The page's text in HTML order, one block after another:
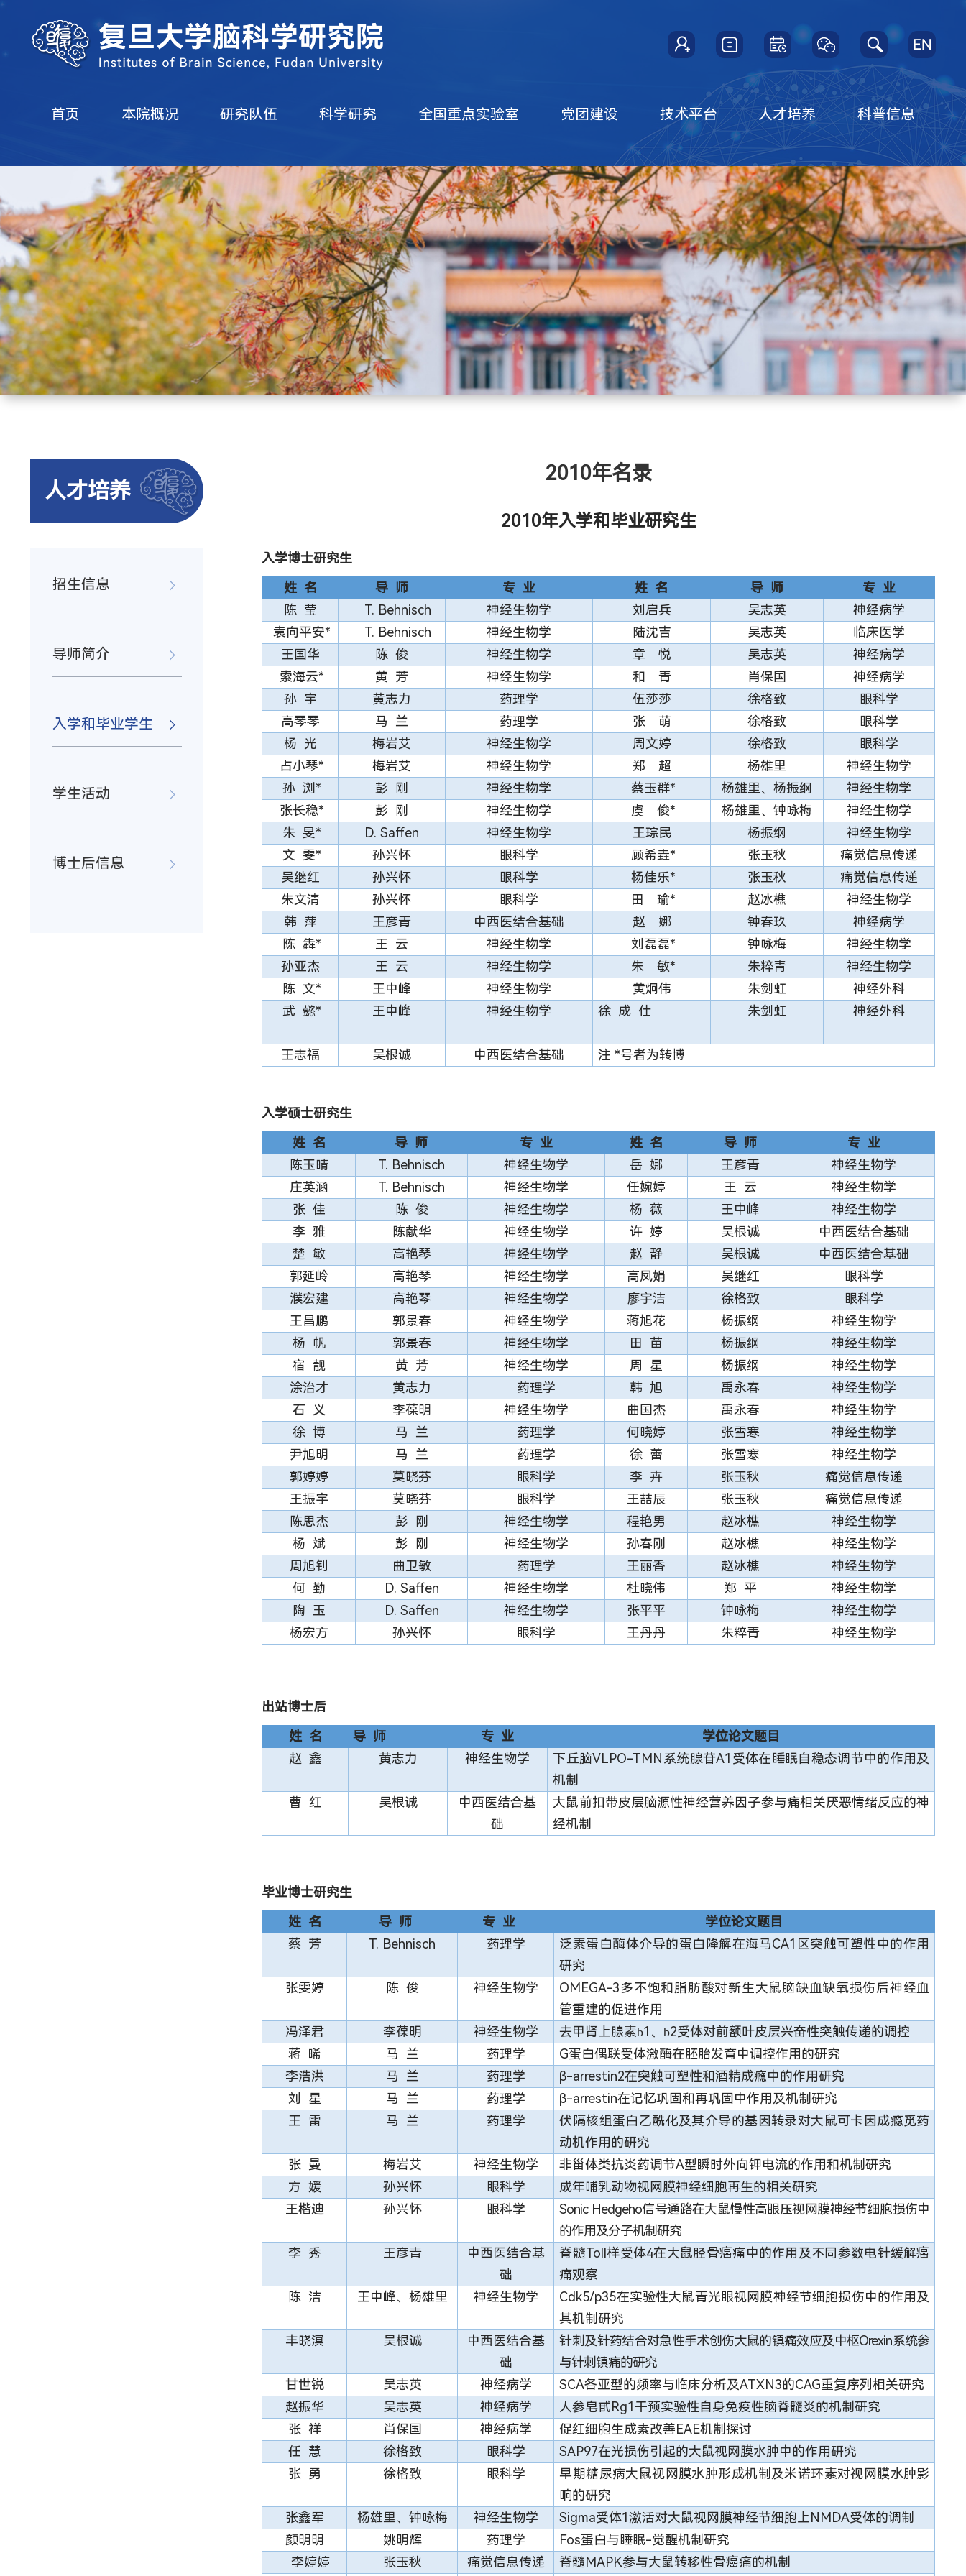
首页 本院概况 研究队伍 科学研究 全国重点实验室 党团建设 技术平台 人才培养 科普信息
人才培养
招生信息
导师简介
入学和毕业学生
学生活动
博士后信息
2010年名录
2010年入学和毕业研究生
入学博士研究生
姓 名
导 师 专 业 姓 名 导 师
专 业
陈 莹
T. Behnisch 神经生物学 刘启兵 吴志英
神经病学
袁向平安*
T. Behnisch 神经生物学 陆沈吉 吴志英
临床医学
王国华
陈 俊 神经生物学 章 悦 吴志英
神经病学
索海云*
黄 芳 神经生物学 和 青 肖保国
神经病学
孙 宇
黄志力 药理学 伍莎莎 徐格致
眼科学
高琴琴
马 兰 药理学 张 萌 徐格致
眼科学
杨 光
梅岩艾 神经生物学 周文婷 徐格致
眼科学
占小琴*
梅岩艾 神经生物学 郑 超 杨雄里
神经生物学
孙 浏*
彭 刚 神经生物学 蔡玉群* 杨雄里、杨振纲
神经生物学
张长稳*
彭 刚 神经生物学 虞 俊* 杨雄里、钟咏梅
神经生物学
朱 旻*
D. Saffen 神经生物学 王琮民 杨振纲
神经生物学
文 雯*
孙兴怀 眼科学 顾希垚* 张玉秋
痛觉信息传递
吴继红
孙兴怀 眼科学 杨佳乐* 张玉秋
痛觉信息传递
朱文清
孙兴怀 眼科学 田 瑜* 赵冰樵
神经生物学
韩 萍
王彦青 中西医结合基础 赵 娜 钟春玖
神经病学
陈 犇*
王 云 神经生物学 刘磊磊* 钟咏梅
神经生物学
孙亚杰
王 云 神经生物学 朱 敏* 朱粹青
神经生物学
陈 文*
王中峰 神经生物学 黄炯伟 朱剑虹
神经外科
武 懿*
王中峰 神经生物学 徐成仕 朱剑虹 神经外科
王志福 吴根诚 中西医结合基础 注 *号者为转博
入学硕士研究生
姓 名
导 师 专 业 姓 名 导 师
专 业
陈玉晴
T. Behnisch 神经生物学 岳 娜 王彦青
神经生物学
庄英涵
T. Behnisch 神经生物学 任婉婷 王 云
神经生物学
张 佳
陈 俊 神经生物学 杨 薇 王中峰
神经生物学
李 雅
陈献华 神经生物学 许 婷 吴根诚
中西医结合基础
楚 敏
高艳琴 神经生物学 赵 静 吴根诚
中西医结合基础
郭延岭
高艳琴 神经生物学 高凤娟 吴继红
眼科学
濮宏建
高艳琴 神经生物学 廖宇洁 徐格致
眼科学
王昌鹏
郭景春 神经生物学 蒋旭花 杨振纲
神经生物学
杨 帆
郭景春 神经生物学 田 苗 杨振纲
神经生物学
宿 靓
黄 芳 神经生物学 周 星 杨振纲
神经生物学
涂治才
黄志力 药理学 韩 旭 禹永春
神经生物学
石 义
李葆明 神经生物学 曲国杰 禹永春
神经生物学
徐 博
马 兰 药理学 何晓婷 张雪寒
神经生物学
尹旭明
马 兰 药理学 徐 蕾 张雪寒
神经生物学
郭婷婷
莫晓芬 眼科学 李 卉 张玉秋
痛觉信息传递
王振宇
莫晓芬 眼科学 王喆辰 张玉秋
痛觉信息传递
陈思杰
彭 刚 神经生物学 程艳男 赵冰樵
神经生物学
杨 斌
彭 刚 神经生物学 孙春刚 赵冰樵
神经生物学
周旭钊
曲卫敏 药理学 王丽香 赵冰樵
神经生物学
何 勤
D. Saffen 神经生物学 杜晓伟 郑 平
神经生物学
陶 玉
D. Saffen 神经生物学 张平平 钟咏梅
神经生物学
杨宏方
孙兴怀 眼科学 王丹丹 朱粹青 神经生物学
出站博士后
姓 名
导 师 专 业
学位论文题目
赵 鑫
黄志力 神经生物学
下丘脑VLPO-TMN系统腺苷A1受体在睡眠自稳态调节中的作用及
机制
曹 红
吴根诚
中西医结合基
础
大鼠前扣带皮层脑源性神经营养因子参与痛相关厌恶情绪反应的神
经机制
毕业博士研究生
姓 名
导 师 专 业
学位论文题目
蔡 芳
T. Behnisch 药理学
泛素蛋白酶体介导的蛋白降解在海马CA1区突触可塑性中的作用
研究
张雯婷
陈 俊 神经生物学 OMEGA-3多不饱和脂肪酸对新生大鼠脑缺血缺氧损伤后神经血
管重建的促进作用
冯泽君
李葆明 神经生物学 去甲肾上腺素b1 、b2受体对前额叶皮层兴奋性突触传递的调控
蒋 晞
马 兰 药理学 G蛋白偶联受体激酶在胚胎发育中调控作用的研究
李浩洪
马 兰 药理学 β-arrestin2在突触可塑性和酒精成瘾中的作用研究
刘 星
马 兰 药理学 β-arrestin在记忆巩固和再巩固中作用及机制研究
王 雷
马 兰 药理学
伏隔核组蛋白乙酰化及其介导的基因转录对大鼠可卡因成瘾觅药
动机作用的研究
张 曼
梅岩艾 神经生物学
非甾体类抗炎药调节A型瞬时外向钾电流的作用和机制研究
方 媛
孙兴怀 眼科学
成年哺乳动物视网膜神经细胞再生的相关研究
王楷迪
孙兴怀 眼科学 Sonic Hedgeho信号通路在大鼠慢性高眼压视网膜神经节细胞损伤中
的作用及分子机制研究
李 秀
王彦青
中西医结合基
础
脊髓Toll样受体4在大鼠胫骨癌痛中的作用及不同参数电针缓解癌
痛观察
陈 洁
王中峰、杨雄里 神经生物学 Cdk5/p35在实验性大鼠青光眼视网膜神经节细胞损伤中的作用及
其机制研究
丰晓溟
吴根诚
中西医结合基
础
针刺及针药结合对急性手术创伤大鼠的镇痛效应及中枢Orexin系统参
与针刺镇痛的研究
甘世锐
吴志英 神经病学 SCA各亚型的频率与临床分析及ATXN3的CAG重复序列相关研究
赵振华
吴志英 神经病学
人参皂甙Rg1干预实验性自身免疫性脑脊髓炎的机制研究
张 祥
肖保国 神经病学
促红细胞生成素改善EAE机制探讨
任 慧
徐格致 眼科学 SAP97在光损伤引起的大鼠视网膜水肿中的作用研究
张 勇
徐格致 眼科学
早期糖尿病大鼠视网膜水肿形成机制及米诺环素对视网膜水肿影
响的研究
张鑫军
杨雄里、钟咏梅 神经生物学 Sigma受体1激活对大鼠视网膜神经节细胞上NMDA受体的调制
颜明明
姚明辉 药理学 Fos蛋白与睡眠-觉醒机制研究
李婷婷
张玉秋 痛觉信息传递 脊髓MAPK参与大鼠转移性骨癌痛的机制